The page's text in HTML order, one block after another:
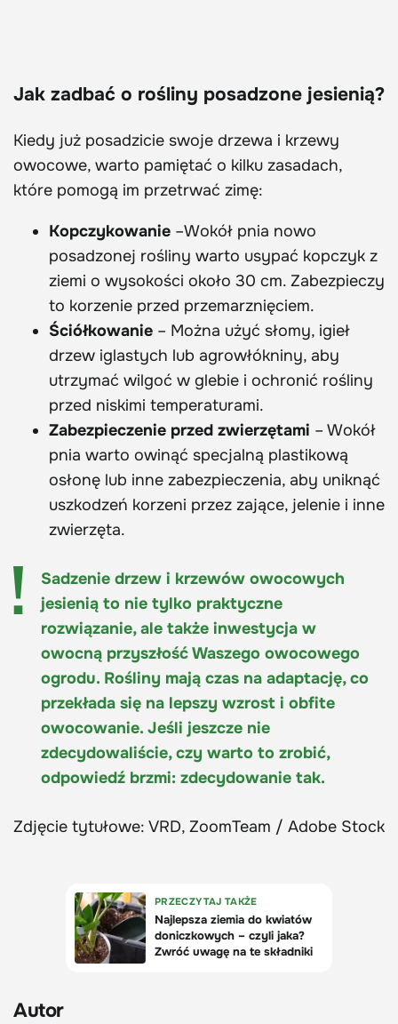
Jak zadbać o rośliny posadzone jesienią?
Kiedy już posadzicie swoje drzewa i krzewy
owocowe, warto pamiętać o kilku zasadach,
które pomogą im przetrwać zimę:
Kopczykowanie –Wokół pnia nowo
posadzonej rośliny warto usypać kopczyk z
ziemi o wysokości około 30 cm. Zabezpieczy
to korzenie przed przemarznięciem.
Ściółkowanie – Można użyć słomy, igieł
drzew iglastych lub agrowłókniny, aby
utrzymać wilgoć w glebie i ochronić rośliny
przed niskimi temperaturami.
Zabezpieczenie przed zwierzętami – Wokół
pnia warto owinąć specjalną plastikową
osłonę lub inne zabezpieczenia, aby uniknąć
uszkodzeń korzeni przez zające, jelenie i inne
zwierzęta.
Sadzenie drzew i krzewów owocowych
jesienią to nie tylko praktyczne
rozwiązanie, ale także inwestycja w
owocną przyszłość Waszego owocowego
ogrodu. Rośliny mają czas na adaptację, co
przekłada się na lepszy wzrost i obfite
owocowanie. Jeśli jeszcze nie
zdecydowaliście, czy warto to zrobić,
odpowiedź brzmi: zdecydowanie tak.
Zdjęcie tytułowe: VRD, ZoomTeam / Adobe Stock
Autor